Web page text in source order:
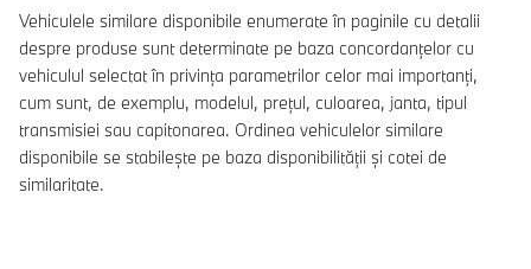
Vehiculele similare disponibile enumerate în paginile cu detalii
despre produse sunt determinate pe baza concordanțelor cu
vehiculul selectat în privința parametrilor celor mai importanți,
cum sunt, de exemplu, modelul, prețul, culoarea, janta, tipul
transmisiei sau capitonarea. Ordinea vehiculelor similare
disponibile se stabilește pe baza disponibilității și cotei de
similaritate.